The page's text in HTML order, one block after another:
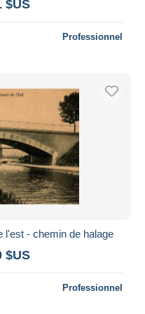
$US
Professionnel
l'est - chemin de halage
$US
Professionnel